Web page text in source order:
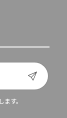
す。